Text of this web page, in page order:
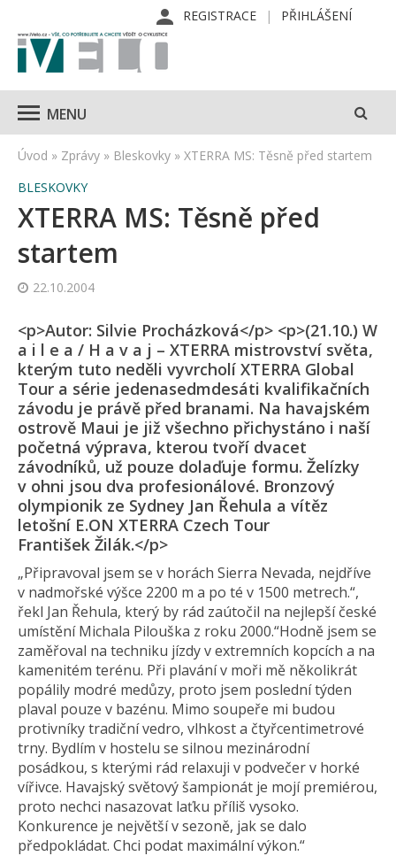
REGISTRACE PŘIHLÁŠENÍ
MENU
Úvod » Zprávy » Bleskovky » XTERRA MS: Těsně před startem
BLESKOVKY
XTERRA MS: Těsně před
startem
22.10.2004
<p>Autor: Silvie Procházková</p> <p>(21.10.) W
a i l e a / H a v a j – XTERRA mistrovství světa,
kterým tuto neděli vyvrcholí XTERRA Global
Tour a série jedenasedmdesáti kvalifikačních
závodu je právě před branami. Na havajském
ostrově Maui je již všechno přichystáno i naší
početná výprava, kterou tvoří dvacet
závodníků, už pouze dolaďuje formu. Želízky
v ohni jsou dva profesionálové. Bronzový
olympionik ze Sydney Jan Řehula a vítěz
letošní E.ON XTERRA Czech Tour
František Žilák.</p>
„Připravoval jsem se v horách Sierra Nevada, nejdříve
v nadmořské výšce 2200 m a po té v 1500 metrech.“,
řekl Jan Řehula, který by rád zaútočil na nejlepší české
umístění Michala Pilouška z roku 2000.“Hodně jsem se
zaměřoval na techniku jízdy v extremních kopcích a na
kamenitém terénu. Při plavání v moři mě několikrát
popálily modré medůzy, proto jsem poslední týden
plaval pouze v bazénu. Mimo soupeře mi budou
protivníky tradiční vedro, vlhkost a čtyřcentimetrové
trny. Bydlím v hostelu se silnou mezinárodní
posádkou, s kterými rád relaxuji v podvečer v horké
vířivce. Havajský světový šampionát je mojí premiérou,
proto nechci nasazovat laťku příliš vysoko.
Konkurence je největší v sezoně, jak se dalo
předpokládat. Chci podat maximální výkon.“